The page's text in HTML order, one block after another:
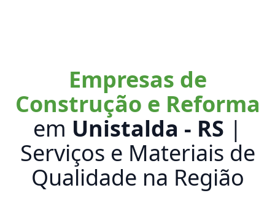
Empresas de
Construção e Reforma
em Unistalda - RS |
Serviços e Materiais de
Qualidade na Região